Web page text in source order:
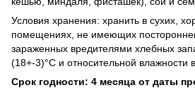
Условия хранения: хранить в сухих,
помещениях, не имеющих
зараженных вредителями хлебных
(18+-3)°С и относительной влажности
Срок годности: 4 месяца от даты